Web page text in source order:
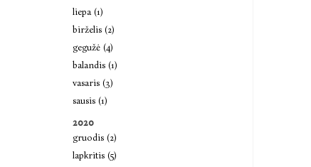
liepa (1)
birželis (2)
gegužė (4)
balandis (1)
vasaris (3)
sausis (1)
2020
gruodis (2)
lapkritis (5)